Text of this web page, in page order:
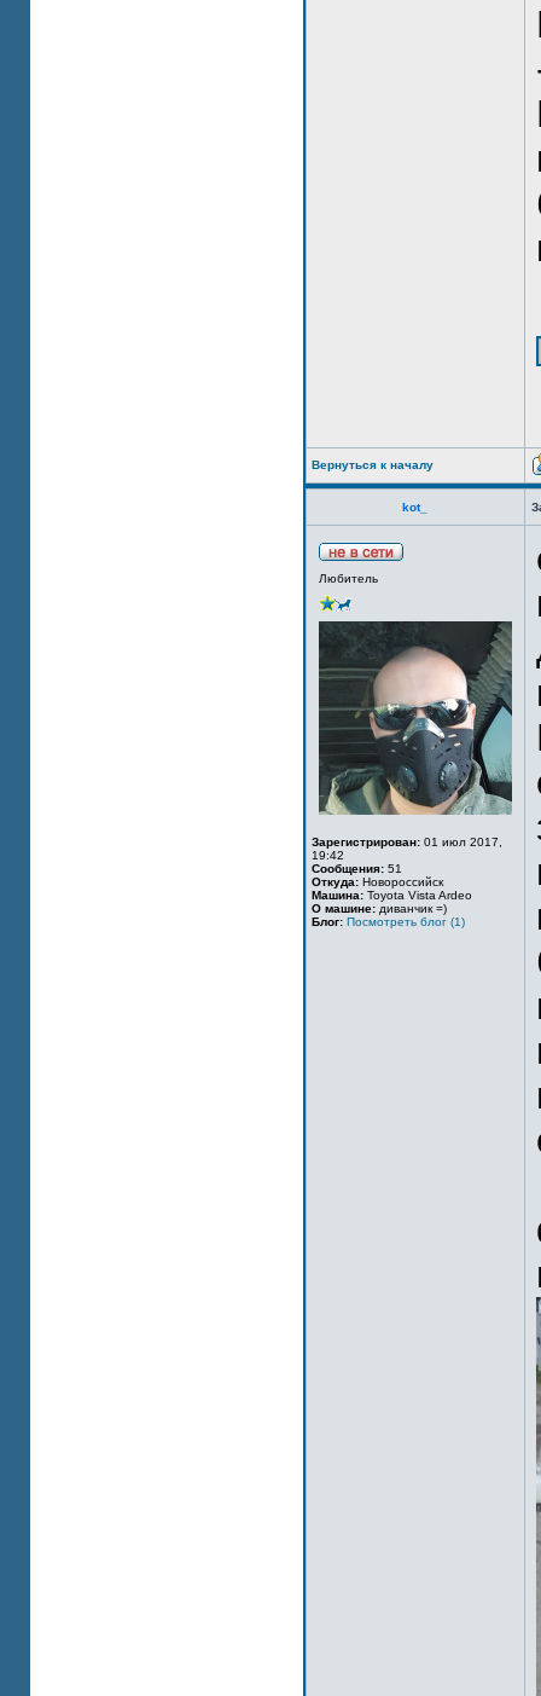
Вернуться к началу
kot_
Любитель
Зарегистрирован: 01 июл 2017,
19:42
Сообщения: 51
Откуда: Новороссийск
Машина: Toyota Vista Ardeo
О машине: диванчик =)
Блог: Посмотреть блог (1)